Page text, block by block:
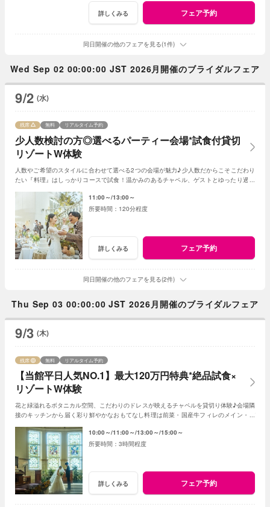
詳しくみる フェア予約
同日開催の他のフェアを見る(1件)
Wed Sep 02 00:00:00 JST 2026月開催のブライダルフェア
9/2 (水)
少人数検討の方◎選べるパーティー会場*試食付貸切
リゾートW体験
残席 無料 リアルタイム予約
人数やご希望のスタイルに合わせて選べる2つの会場が魅力♪少人数だからこそこだわり
たい『料理』はしっかりコースで試食！温かみのあるチャペル、ゲストとゆったり過ご
11:00～ 13:00～
120分程度
詳しくみる フェア予約
同日開催の他のフェアを見る(2件)
Thu Sep 03 00:00:00 JST 2026月開催のブライダルフェア
9/3 (木)
【当館平日人気NO.1】最大120万円特典*絶品試食×
リゾートW体験
残席 無料 リアルタイム予約
花と緑溢れるボタニカル空間、こだわりのドレスが映えるチャペルを貸切り体験♪会場隣
接のキッチンから届く彩り鮮やかなおもてなし料理は前菜・国産牛フィレのメイン・デ
10:00～ 11:00～ 13:00～ 15:00～
3時間程度
詳しくみる フェア予約